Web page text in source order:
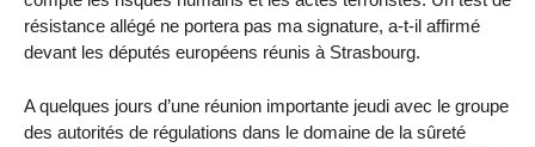
résistance allégé ne portera pas ma signature, a-t-il affirmé
devant les députés européens réunis à Strasbourg.
A quelques jours d’une réunion importante jeudi avec le groupe
des autorités de régulations dans le domaine de la sûreté